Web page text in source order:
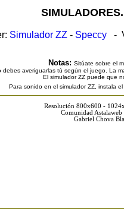
Simulador ZZ - Speccy -
Notas: Sitúate sobre el
debes averiguarlas tú según el juego. La
El simulador ZZ puede que
Para sonido en el simulador ZZ, instala
Resolución 800x600 -
Comunidad
Gabriel Chova